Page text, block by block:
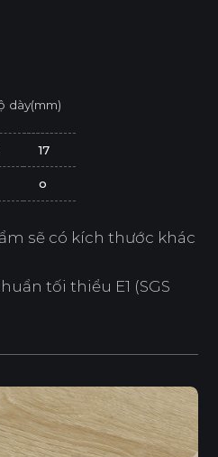
dày(mm)
17
o
sẽ có kích thước khác
tối thiểu E1 (SGS